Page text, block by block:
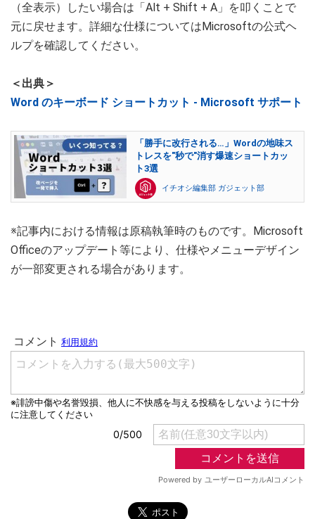
（全表示）したい場合は「Alt + Shift + A」を叩くことで
元に戻せます。詳細な仕様についてはMicrosoftの公式ヘ
ルプを確認してください。
＜出典＞
Word のキーボード ショートカット - Microsoft サポート
「勝手に改行される…」Wordの地味ス
トレスを"秒で"消す爆速ショートカッ
ト3選
イチオシ編集部 ガジェット部
※記事内における情報は原稿執筆時のものです。Microsoft
Officeのアップデート等により、仕様やメニューデザイン
が一部変更される場合があります。